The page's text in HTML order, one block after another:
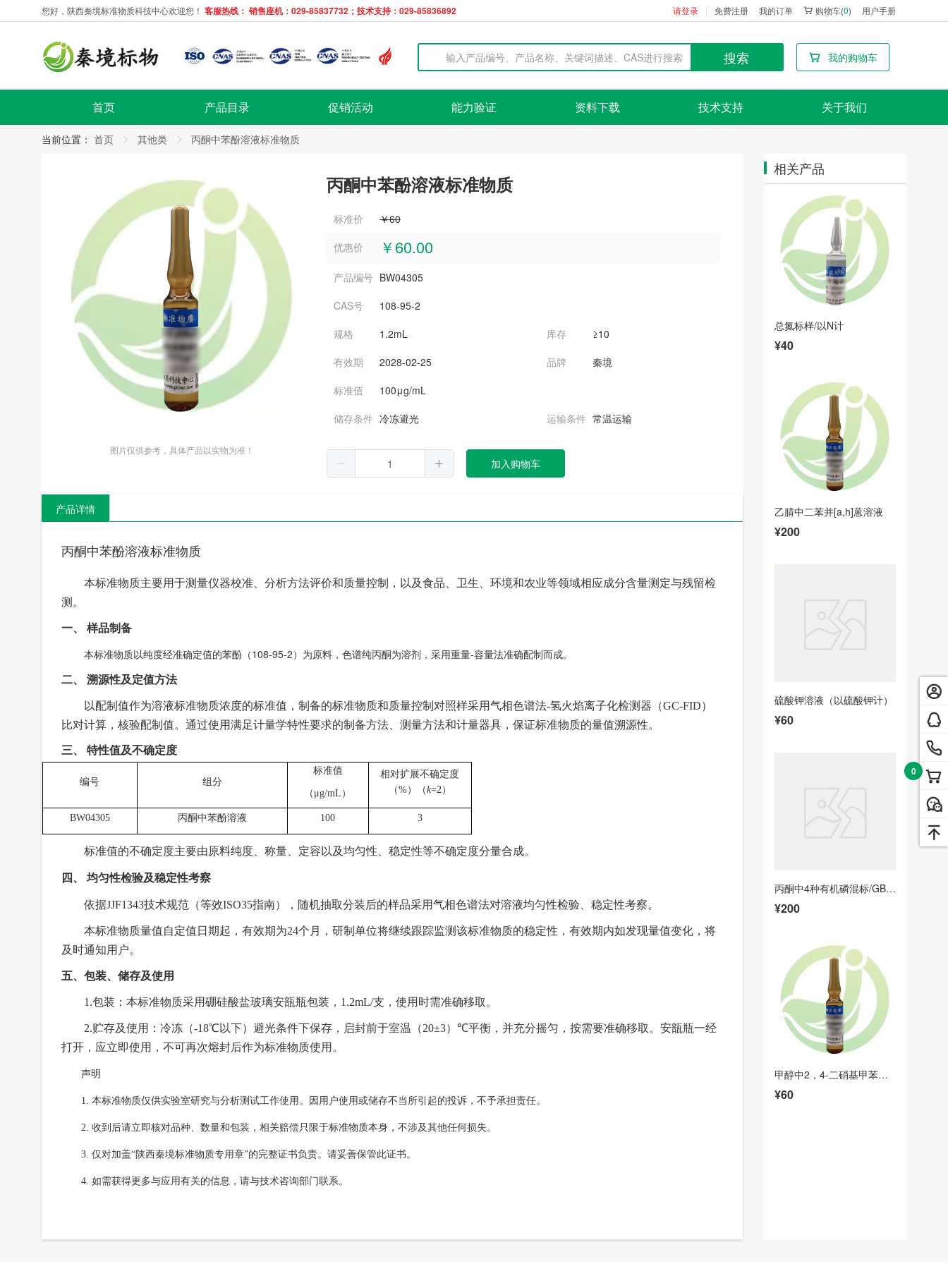
您好，陕西秦境标准物质科技中心欢迎您！ 客服热线： 销售座机：029-85837732；技术支持：029-85836892 请登录 免费注册 我的订单 购物车(0) 用户手册
搜索 我的购物车
首页 产品目录 促销活动 能力验证 资料下载 技术支持 关于我们
当前位置： 首页 其他类 丙酮中苯酚溶液标准物质
图片仅供参考，具体产品以实物为准！
丙酮中苯酚溶液标准物质
标准价
￥60
优惠价
￥60.00
产品编号 BW04305
CAS号
108-95-2
规格
1.2mL 库存
≥10
有效期
2028-02-25 品牌
秦境
标准值
100μg/mL
储存条件 冷冻避光 运输条件 常温运输
加入购物车
产品详情
丙酮中苯酚溶液标准物质
本标准物质主要用于测量仪器校准、分析方法评价和质量控制，以及食品、卫生、环境和农业等领域相应成分含量测定与残留检
测 。
一、 样品制备
本标准物质以纯度经准确定值的苯酚（108-95-2）为原料，色谱纯丙酮为溶剂，采用重量-容量法准确配制而成。
二、 溯源性及定值方法
以配制值作为溶液标准物质浓度的标准值，制备的标准物质和质量控制对照样采用气相色谱法-氢火焰离子化检测器（GC-FID）
比对计算，核验配制值。通过使用满足计量学特性要求的制备方法、测量方法和计量器具，保证标准物质的量值溯源性。
三、 特性值及不确定度
编号 组分
标准值
（ μg/mL ）
相对扩展不确定度
（%） （k=2）
BW04305 丙酮中苯酚溶液 100 3
标准值的不确定度主要由原料纯度、称量、定容以及均匀性、稳定性等不确定度分量合成。
四、 均匀性检验及稳定性考察
依据JJF1343技术规范（等效ISO35指南） ，随机抽取分装后的样品采用气相色谱法对溶液均匀性检验、稳定性考察。
本标准物质量值自定值日期起，有效期为24个月 ， 研制单位将继续跟踪监测该标准物质的稳定性，有效期内如发现量值变化，将
及时通知用户。
五、包装、储存及使用
1.包装：本标准物质采用硼硅酸盐玻璃安瓿瓶包装， 1.2mL/支， 使用时需准确移取。
2.贮存及使用 ： 冷冻（-18℃以下）避光条件下保存， 启封前于室温（20±3） ℃平衡，并充分摇匀 ，按需要准确移取。安瓿瓶一经
打开，应立即使用，不可再次熔封后作为标准物质使用。
声明
1. 本标准物质仅供实验室研究与分析测试工作使用。因用户使用或储存不当所引起的投诉，不予承担责任。
2. 收到后请立即核对品种、数量和包装，相关赔偿只限于标准物质本身，不涉及其他任何损失。
3. 仅对加盖“陕西秦境标准物质专用章”的完整证书负责。请妥善保管此证书。
4. 如需获得更多与应用有关的信息，请与技术咨询部门联系。
相关产品
总氮标样/以N计
¥40
乙腈中二苯并[a,h]蒽溶液
¥200
硫酸钾溶液（以硫酸钾计）
¥60
丙酮中4种有机磷混标/GB 23200.40-2016
¥200
甲醇中2，4-二硝基甲苯溶液标准物质
¥60
0